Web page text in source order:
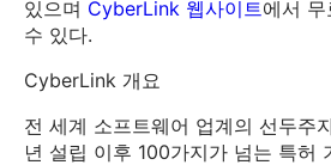
있으며 CyberLink 웹사이트에서
수 있다.
CyberLink 개요
전 세계 소프트웨어 업계의 선두주
년 설립 이후 100가지가 넘는 특허